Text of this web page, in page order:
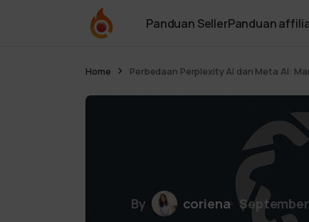
Panduan SellerPanduan
Home Perbedaan Perplexity AI dan Meta AI:
By coriena